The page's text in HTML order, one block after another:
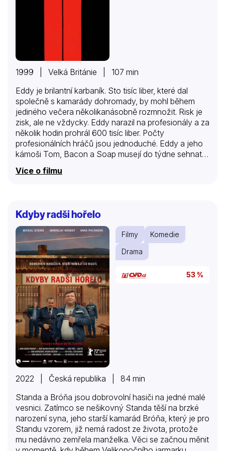
1999 | Velká Británie | 107 min
Eddy je brilantní karbaník. Sto tisíc liber, které dal
společně s kamarády dohromady, by mohl během
jediného večera několikanásobně rozmnožit. Risk je
zisk, ale ne vždycky. Eddy narazil na profesionály a za
několik hodin prohrál 600 tisíc liber. Počty
profesionálních hráčů jsou jednoduché. Eddy a jeho
kámoši Tom, Bacon a Soap musejí do týdne sehnat
půl milionu, jinak začnou pomalu přicházet o prstíčky. I
v tak velkém městě jako je Londýn se tak velký balík
Více o filmu
Kdyby radši hořelo
Filmy
Komedie
Drama
53 %
2022 | Česká republika | 84 min
Standa a Bróňa jsou dobrovolní hasiči na jedné malé
vesnici. Zatímco se nešikovný Standa těší na brzké
narození syna, jeho starší kamarád Bróňa, který je pro
Standu vzorem, již nemá radost ze života, protože
mu nedávno zemřela manželka. Věci se začnou měnit